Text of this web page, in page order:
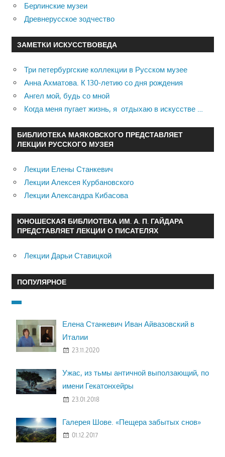
Берлинские музеи
Древнерусское зодчество
ЗАМЕТКИ ИСКУССТВОВЕДА
Три петербургские коллекции в Русском музее
Анна Ахматова. К 130-летию со дня рождения
Ангел мой, будь со мной
Когда меня пугает жизнь, я отдыхаю в искусстве …
БИБЛИОТЕКА МАЯКОВСКОГО ПРЕДСТАВЛЯЕТ
ЛЕКЦИИ РУССКОГО МУЗЕЯ
Лекции Елены Станкевич
Лекции Алексея Курбановского
Лекции Александра Кибасова
ЮНОШЕСКАЯ БИБЛИОТЕКА ИМ. А. П. ГАЙДАРА
ПРЕДСТАВЛЯЕТ ЛЕКЦИИ О ПИСАТЕЛЯХ
Лекции Дарьи Ставицкой
ПОПУЛЯРНОЕ
Елена Станкевич Иван Айвазовский в
Италии
23.11.2020
Ужас, из тьмы античной выползающий, по
имени Гекатонхейры
23.01.2018
Галерея Шове. «Пещера забытых снов»
01.12.2017